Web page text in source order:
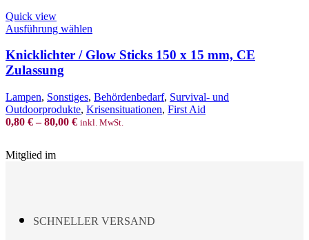
Quick view
Ausführung wählen
has
options
may
be
Knicklichter / Glow Sticks 150 x 15 mm, CE
Zulassung
Lampen, Sonstiges, Behördenbedarf, Survival- und
Outdoorprodukte, Krisensituationen, First Aid
0,80 €–80,00 € inkl. MwSt.
Mitglied im
SCHNELLER VERSAND